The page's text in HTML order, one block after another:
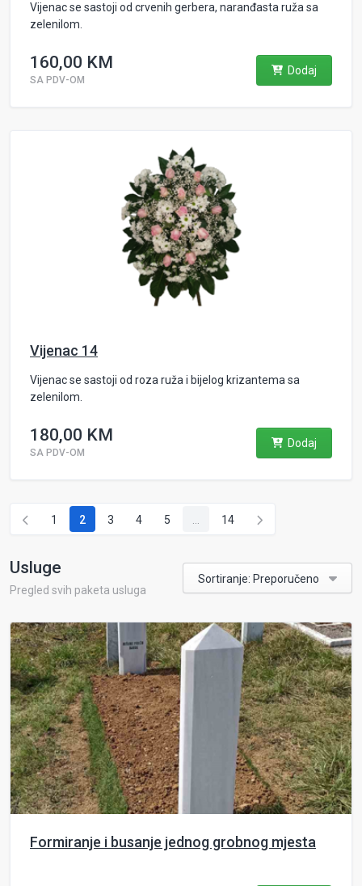
Vijenac se sastoji od crvenih gerbera, naranđasta ruža sa
zelenilom.
160,00 KM
SA PDV-OM
Dodaj
Vijenac 14
Vijenac se sastoji od roza ruža i bijelog krizantema sa
zelenilom.
180,00 KM
SA PDV-OM
Dodaj
1 2 3 4 5 14
Usluge
Pregled svih paketa usluga
Sortiranje: Preporučeno
Formiranje i busanje jednog grobnog mjesta